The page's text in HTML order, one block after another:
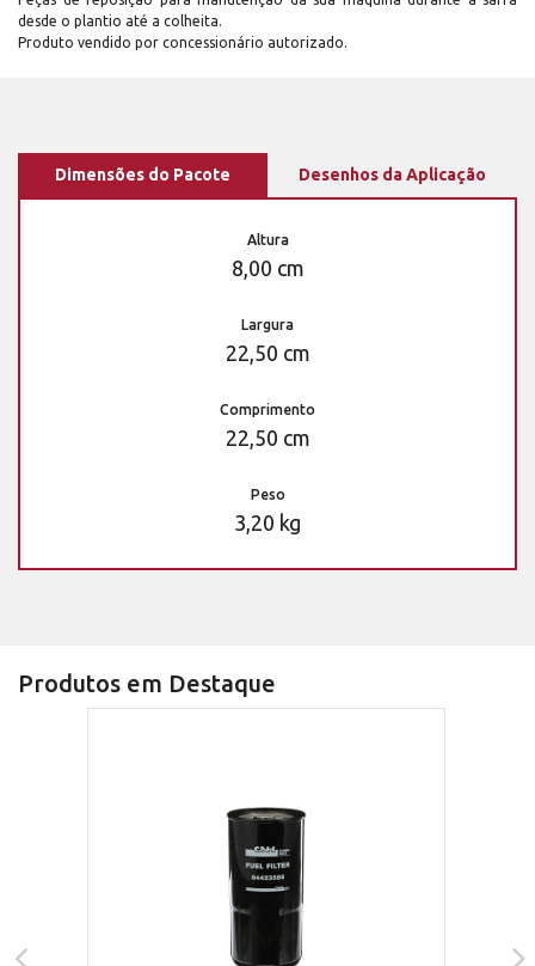
desde o plantio até a colheita.
Produto vendido por concessionário autorizado.
Dimensões do Pacote Desenhos da Aplicação
Altura
8,00 cm
Largura
22,50 cm
Comprimento
22,50 cm
Peso
3,20 kg
Produtos em Destaque